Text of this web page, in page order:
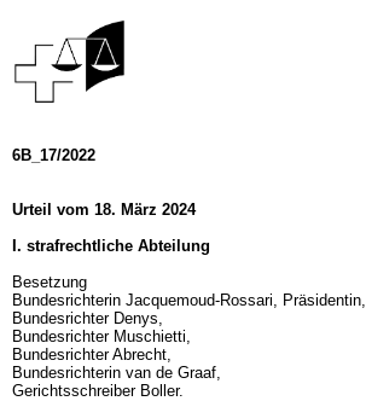
6B_17/2022
Urteil vom 18. März 2024
I. strafrechtliche Abteilung
Besetzung
Bundesrichterin Jacquemoud-Rossari, Präsidentin,
Bundesrichter Denys,
Bundesrichter Muschietti,
Bundesrichter Abrecht,
Bundesrichterin van de Graaf,
Gerichtsschreiber Boller.